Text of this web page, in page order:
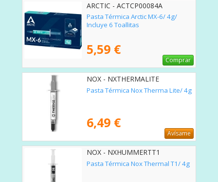
ARCTIC - ACTCP00084A
Pasta Térmica Arctic MX-6/ 4g/
Incluye 6 Toallitas
5,59 €
Comprar
NOX - NXTHERMALITE
Pasta Térmica Nox Therma Lite/ 4g
6,49 €
Avísame
NOX - NXHUMMERTT1
Pasta Térmica Nox Thermal T1/ 4g